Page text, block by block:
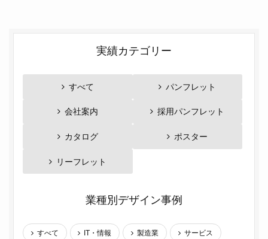
実績カテゴリー
すべて パンフレット
会社案内 採用パンフレット
カタログ ポスター
リーフレット
業種別デザイン事例
すべて IT・情報 製造業 サービス